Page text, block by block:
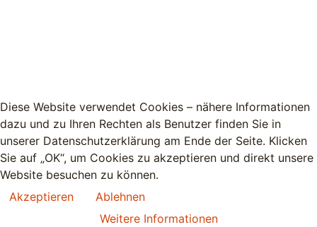
Diese Website verwendet Cookies – nähere Informationen
dazu und zu Ihren Rechten als Benutzer finden Sie in
unserer Datenschutzerklärung am Ende der Seite. Klicken
Sie auf „OK“, um Cookies zu akzeptieren und direkt unsere
Website besuchen zu können.
Akzeptieren
Ablehnen
Weitere Informationen